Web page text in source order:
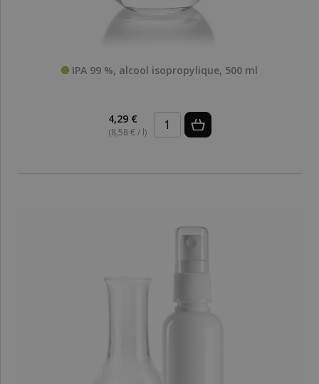
IPA 99 %, alcool isopropylique, 500 ml
4,29 €
(8,58 € / l)